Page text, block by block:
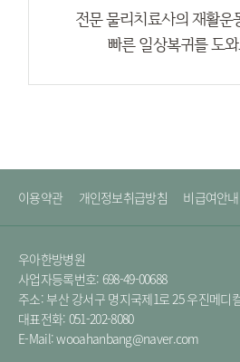
전문 물리치료사의 재활운
빠른 일상복귀를 도
이용약관 개인정보취급방침 비급여안내
우아한방병원
사업자등록번호: 698-49-00688
주소: 부산 강서구 명지국제1로 25 우진메디
대표전화: 051-202-8080
E-Mail: wooahanbang@naver.com